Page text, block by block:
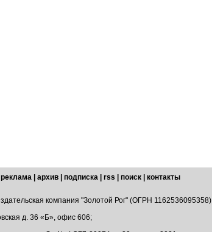
реклама архив подписка rss поиск
контакты
компания "Золотой Рог" (ОГРН 1162536095358)
д. 36 «Б», офис 606;